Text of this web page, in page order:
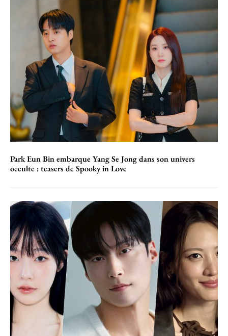
Park Eun Bin embarque Yang Se Jong dans son univers
occulte : teasers de Spooky in Love